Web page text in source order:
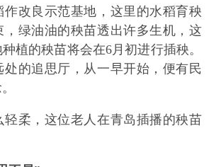
作改良示范基地，这里的水稻育秧
，绿油油的秧苗透出许多生机，这
植的秧苗将会在6月初进行插秧。
处的追思厅，从一早开始，便有民
轻柔，这位老人在青岛插播的秧苗